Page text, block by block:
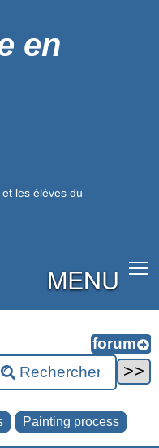
en
les élèves du
MENU
Painting process